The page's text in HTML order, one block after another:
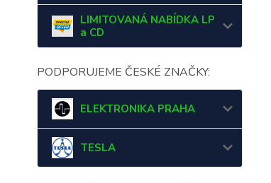
LIMITOVANÁ NABÍDKA LP
a CD
PODPORUJEME ČESKÉ ZNAČKY:
ELEKTRONIKA PRAHA
TESLA